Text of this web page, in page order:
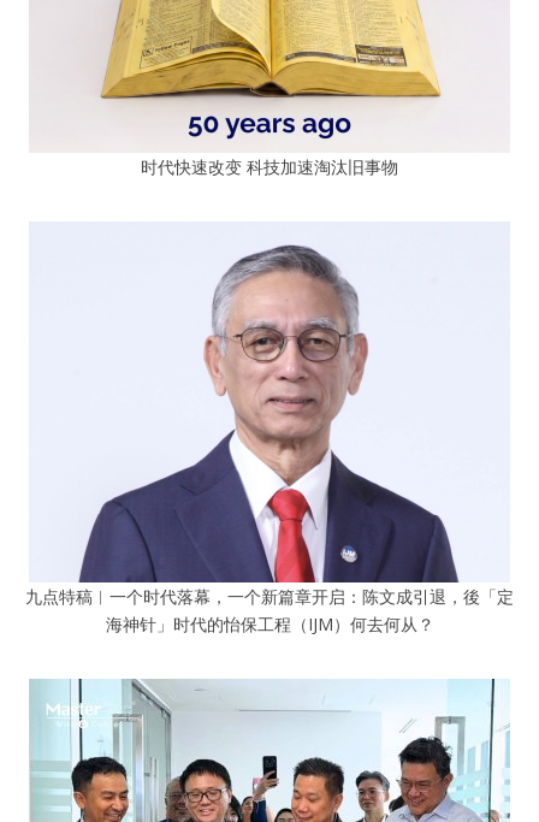
时代快速改变 科技加速淘汰旧事物
九点特稿︱一个时代落幕，一个新篇章开启：陈文成引退，後「定
海神针」时代的怡保工程（IJM）何去何从？